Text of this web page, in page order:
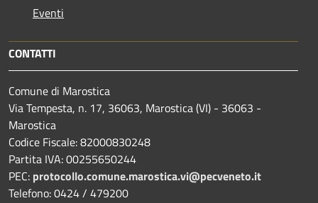
Eventi
CONTATTI
Comune di Marostica
Via Tempesta, n. 17, 36063, Marostica (VI) - 36063 -
Marostica
Codice Fiscale: 82000830248
Partita IVA: 00255650244
PEC: protocollo.comune.marostica.vi@pecveneto.it
Telefono: 0424 / 479200